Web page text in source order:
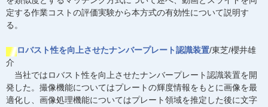
定する作業コストの評価実験から本方式の有効性について説明す
る。
ロバスト性を向上させたナンバープレート認識装置/東芝/櫻井雄
介
当社ではロバスト性を向上させたナンバープレート認識装置を開
発した。撮像機能についてはプレートの輝度情報をもとに画像を最
適化し、画像処理機能についてはプレート領域を推定した後に文字